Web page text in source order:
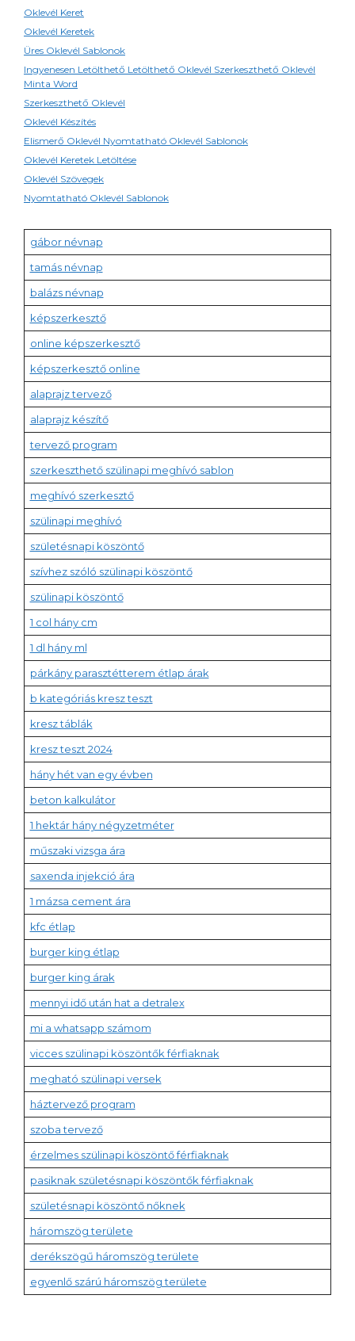
Oklevél Keret
Oklevél Keretek
Üres Oklevél Sablonok
Ingyenesen Letölthető Letölthető Oklevél Szerkeszthető Oklevél
Minta Word
Szerkeszthető Oklevél
Oklevél Készítés
Elismerő Oklevél Nyomtatható Oklevél Sablonok
Oklevél Keretek Letöltése
Oklevél Szövegek
Nyomtatható Oklevél Sablonok
gábor névnap
tamás névnap
balázs névnap
képszerkesztő
online képszerkesztő
képszerkesztő online
alaprajz tervező
alaprajz készítő
tervező program
szerkeszthető szülinapi meghívó sablon
meghívó szerkesztő
szülinapi meghívó
születésnapi köszöntő
szívhez szóló szülinapi köszöntő
szülinapi köszöntő
1 col hány cm
1 dl hány ml
párkány parasztétterem étlap árak
b kategóriás kresz teszt
kresz táblák
kresz teszt 2024
hány hét van egy évben
beton kalkulátor
1 hektár hány négyzetméter
műszaki vizsga ára
saxenda injekció ára
1 mázsa cement ára
kfc étlap
burger king étlap
burger king árak
mennyi idő után hat a detralex
mi a whatsapp számom
vicces szülinapi köszöntők férfiaknak
megható szülinapi versek
háztervező program
szoba tervező
érzelmes szülinapi köszöntő férfiaknak
pasiknak születésnapi köszöntők férfiaknak
születésnapi köszöntő nőknek
háromszög területe
derékszögű háromszög területe
egyenlő szárú háromszög területe